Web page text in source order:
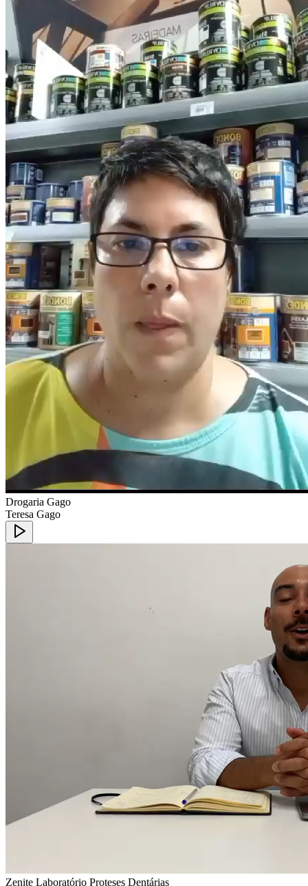
Drogaria Gago
Teresa Gago
Zenite Laboratório Proteses Dentárias